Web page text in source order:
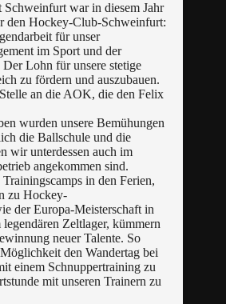
Schweinfurt war in diesem Jahr
den Hockey-Club-Schweinfurt:
für unser
im Sport und der
Der Lohn für unsere stetige
zu fördern und auszubauen.
an die AOK, die den Felix
wurden unsere Bemühungen
die Ballschule und die
wir unterdessen auch im
angekommen sind.
in den Ferien,
zu Hockey-
der Europa-Meisterschaft in
Zeltlager, kümmern
neuer Talente. So
den Wandertag bei
einem Schnuppertraining zu
mit unseren Trainern zu